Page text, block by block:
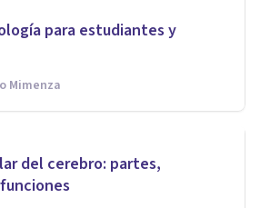
para estudiantes y
Mimenza
del cerebro: partes,